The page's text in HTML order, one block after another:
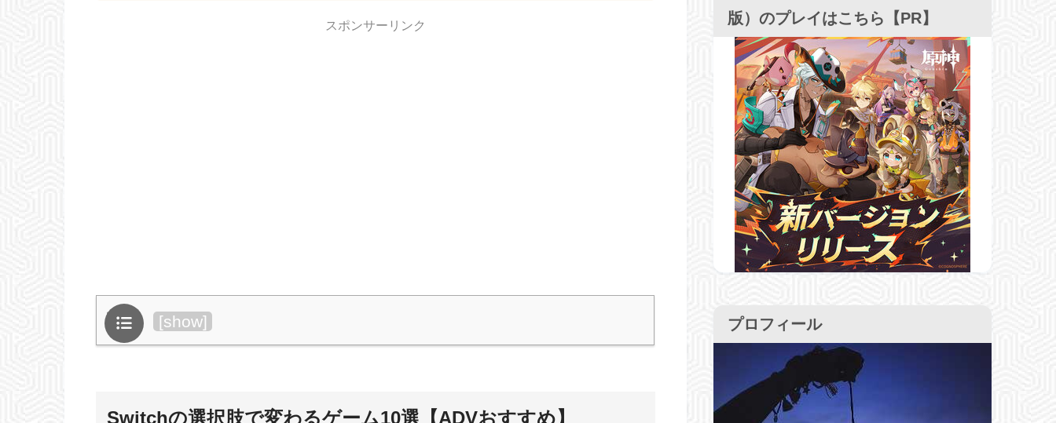
スポンサーリンク
目次 [show]
Switchの選択肢で変わるゲーム10選【ADVおすすめ】
版）のプレイはこちら【PR】
プロフィール